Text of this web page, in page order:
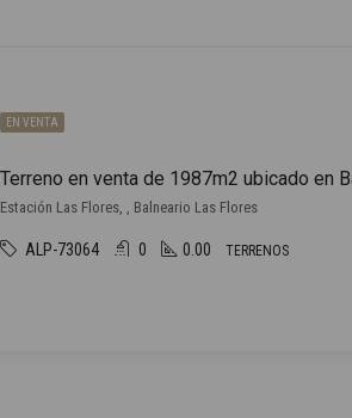
EN VENTA
Estación Las Flores, , Balneario Las Flores
ALP-73064 0 0.00 TERRENOS